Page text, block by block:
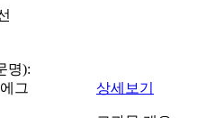
명):
그
상세보기